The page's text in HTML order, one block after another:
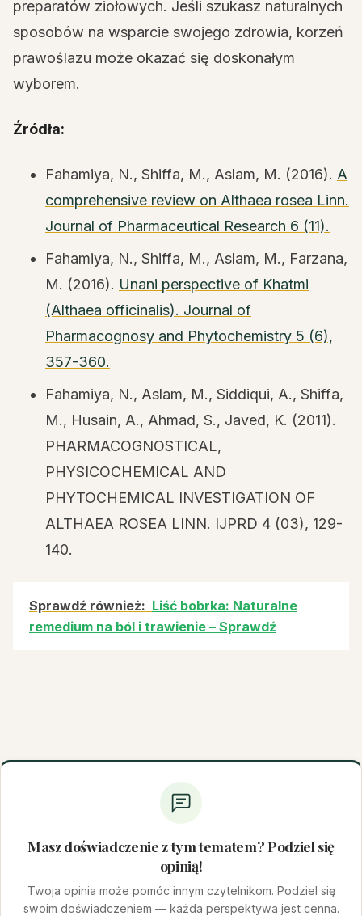
preparatów ziołowych. Jeśli szukasz naturalnych
sposobów na wsparcie swojego zdrowia, korzeń
prawoślazu może okazać się doskonałym
wyborem.
Źródła:
Fahamiya, N., Shiffa, M., Aslam, M. (2016). A
comprehensive review on Althaea rosea Linn.
Journal of Pharmaceutical Research 6 (11).
Fahamiya, N., Shiffa, M., Aslam, M., Farzana,
M. (2016). Unani perspective of Khatmi
(Althaea officinalis). Journal of
Pharmacognosy and Phytochemistry 5 (6),
357-360.
Fahamiya, N., Aslam, M., Siddiqui, A., Shiffa,
M., Husain, A., Ahmad, S., Javed, K. (2011).
PHARMACOGNOSTICAL,
PHYSICOCHEMICAL AND
PHYTOCHEMICAL INVESTIGATION OF
ALTHAEA ROSEA LINN. IJPRD 4 (03), 129-
140.
Sprawdź również: Liść bobrka: Naturalne
remedium na ból i trawienie – Sprawdź
Masz doświadczenie z tym tematem? Podziel się
opinią!
Twoja opinia może pomóc innym czytelnikom. Podziel się
swoim doświadczeniem — każda perspektywa jest cenna.